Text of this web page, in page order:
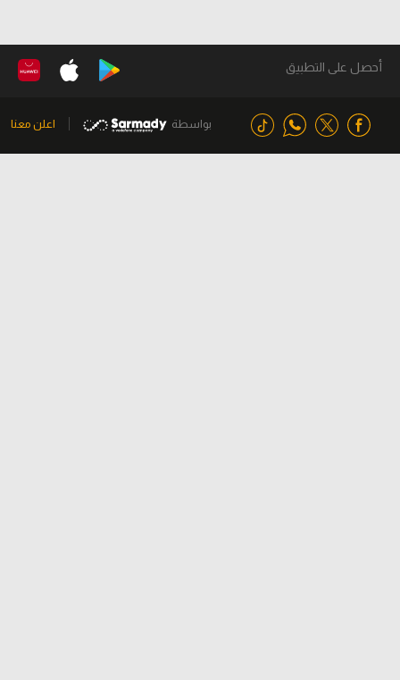
أحصل على التطبيق
بواسطة اعلن معنا